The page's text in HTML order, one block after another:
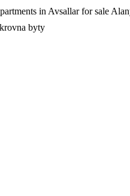
in Avsallar for sale
byty